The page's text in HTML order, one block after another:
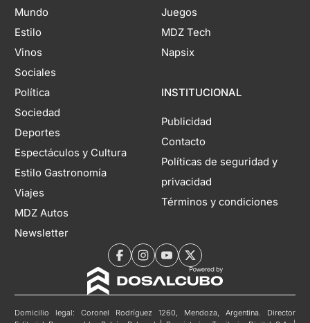
Mundo
Estilo
Vinos
Sociales
Política
Sociedad
Deportes
Espectáculos y Cultura
Estilo Gastronomía
Viajes
MDZ Autos
Newsletter
Juegos
MDZ Tech
Napsix
INSTITUCIONAL
Publicidad
Contacto
Políticas de seguridad y
privacidad
Términos y condiciones
Domicilio legal: Coronel Rodríguez 1260, Mendoza, Argentina. Director